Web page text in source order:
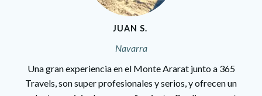
JUAN S.
Navarra
Una gran experiencia en el Monte Ararat junto a 365
Travels, son super profesionales y serios, y ofrecen un